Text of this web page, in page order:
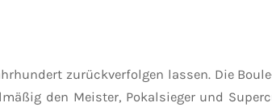
zurückverfolgen lassen. Die
den Meister, Pokalsieger und